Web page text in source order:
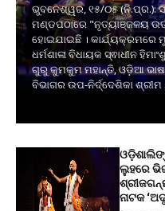
ଭୁବନେଶ୍ୱର, ୧୫/୦୫ (ନି.ପ୍ର.):
ମଣ୍ଡପଠାରେ "ନୃତ୍ୟାଞ୍ଜଳୟ
ହୋଇଯାଇଛି । କାର୍ଯ୍ୟକ୍ରମରେ
ଧର୍ମଶାଳା ବିଧାୟକ ସ୍ଵାଧୀନ
ଗୁରୁ କୁମକୁମ ମହାନ୍ତି, ଓଡ଼ିଆ
ବିଭାଗର ଉପ-ନିର୍ଦ୍ଦେଶିକା ଶ୍ରୀମ
ଲୁହରେ
ନାଟକ